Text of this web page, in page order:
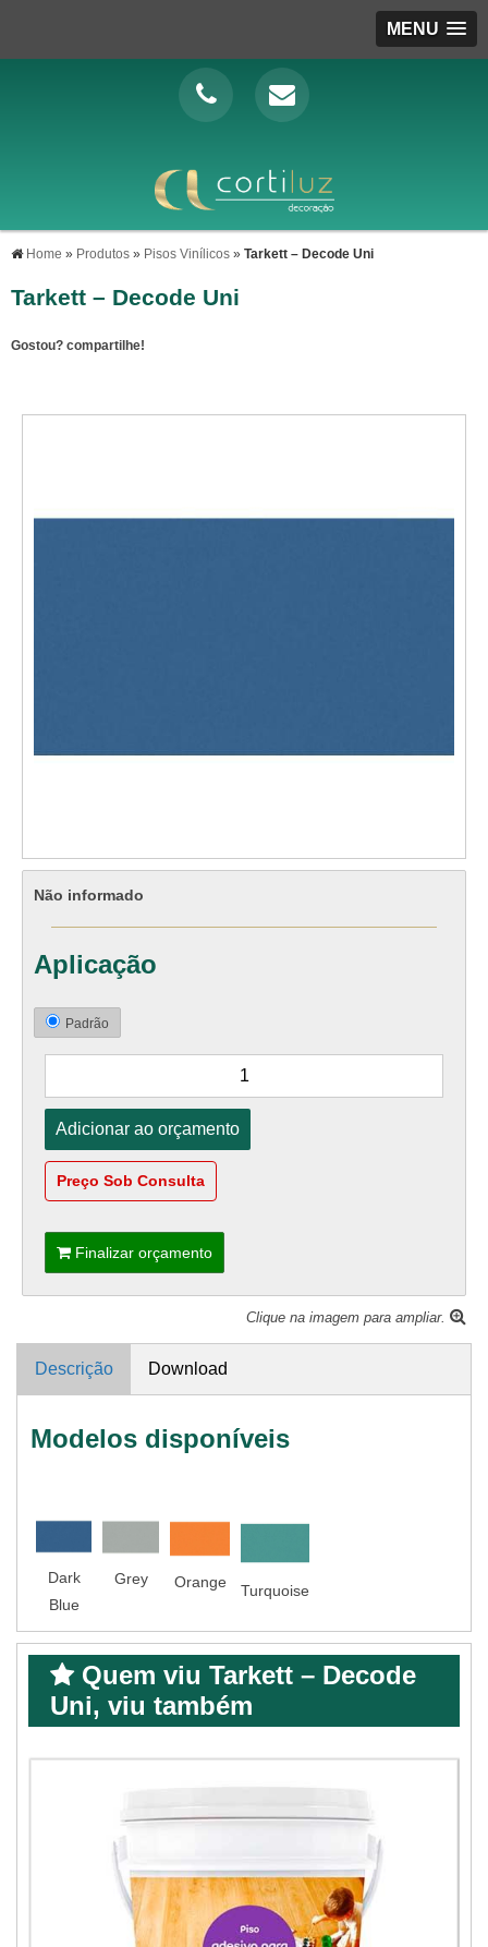
MENU
Home » Produtos » Pisos Vinílicos » Tarkett – Decode Uni
Tarkett – Decode Uni
Gostou? compartilhe!
Não informado
Aplicação
Padrão
Preço Sob Consulta
Finalizar orçamento
Clique na imagem para ampliar.
Descrição Download
Modelos disponíveis
Dark
Blue
Grey Orange Turquoise
Quem viu Tarkett – Decode
Uni, viu também